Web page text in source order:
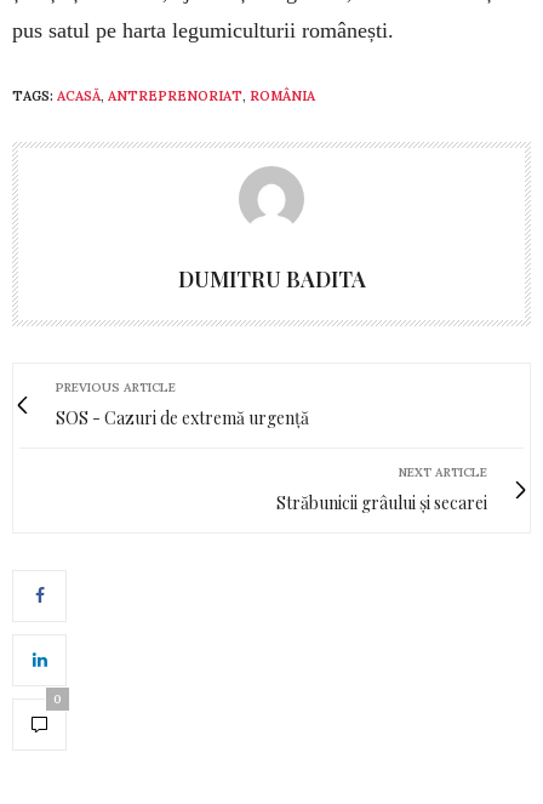
pus satul pe harta legumiculturii românești.
TAGS: ACASĂ, ANTREPRENORIAT, ROMÂNIA
DUMITRU BADITA
PREVIOUS ARTICLE
SOS - Cazuri de extremă urgență
NEXT ARTICLE
Străbunicii grâului și secarei
0